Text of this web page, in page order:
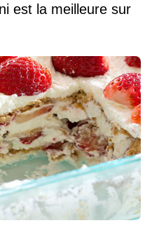
est la meilleure sur